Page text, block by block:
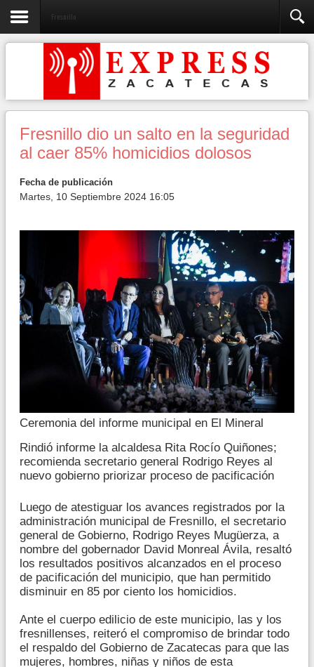
Fresnillo
Fresnillo dio un salto en la seguridad
al caer 85% homicidios dolosos
Fecha de publicación
Martes, 10 Septiembre 2024 16:05
Ceremonia del informe municipal en El Mineral
Rindió informe la alcaldesa Rita Rocío Quiñones;
recomienda secretario general Rodrigo Reyes al
nuevo gobierno priorizar proceso de pacificación
Luego de atestiguar los avances registrados por la
administración municipal de Fresnillo, el secretario
general de Gobierno, Rodrigo Reyes Mugüerza, a
nombre del gobernador David Monreal Ávila, resaltó
los resultados positivos alcanzados en el proceso
de pacificación del municipio, que han permitido
disminuir en 85 por ciento los homicidios.
Ante el cuerpo edilicio de este municipio, las y los
fresnillenses, reiteró el compromiso de brindar todo
el respaldo del Gobierno de Zacatecas para que las
mujeres, hombres, niñas y niños de esta